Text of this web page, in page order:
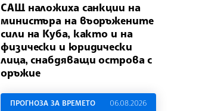
САЩ наложиха санкции на
министъра на въоръжените
сили на Куба, както и на
физически и юридически
лица, снабдяващи острова с
оръжие
ПРОГНОЗА ЗА ВРЕМЕТО 06.08.2026